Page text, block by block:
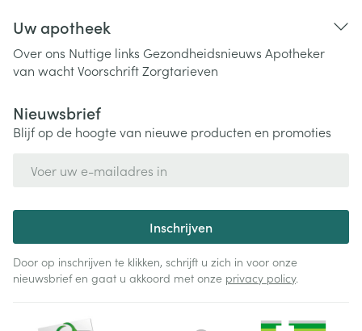
Uw apotheek
Over ons Nuttige links Gezondheidsnieuws Apotheker
van wachtVoorschriftZorgtarieven
Nieuwsbrief
Blijf op de hoogte van nieuwe producten en promoties
Inschrijven
Door op inschrijven te klikken, schrijft u zich in voor onze
nieuwsbrief en gaat u akkoord met onze privacy policy.